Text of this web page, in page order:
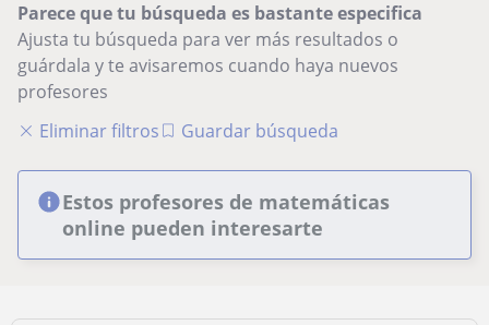
Parece que tu búsqueda es bastante especifica
Ajusta tu búsqueda para ver más resultados o
guárdala y te avisaremos cuando haya nuevos
profesores
Eliminar filtros
Guardar búsqueda
Estos profesores de matemáticas
online pueden interesarte